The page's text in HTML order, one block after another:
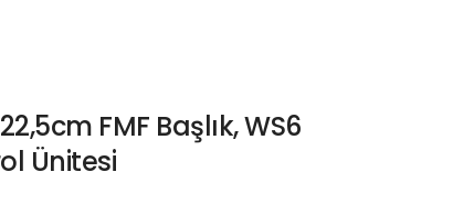
FMF Başlık, WS6
Ünitesi